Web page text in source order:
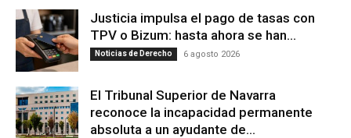
Justicia impulsa el pago de tasas con
TPV o Bizum: hasta ahora se han...
Noticias de Derecho 6 agosto 2026
El Tribunal Superior de Navarra
reconoce la incapacidad permanente
absoluta a un ayudante de...